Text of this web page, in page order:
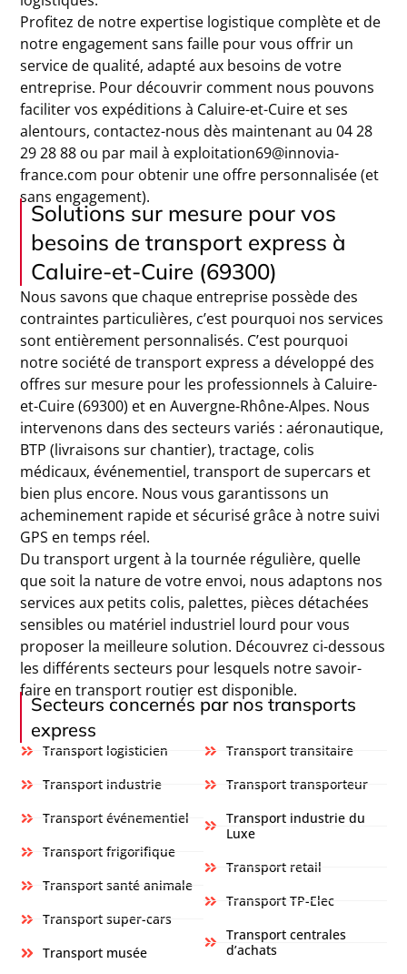
Profitez de notre expertise logistique complète et de
notre engagement sans faille pour vous offrir un
service de qualité, adapté aux besoins de votre
entreprise. Pour découvrir comment nous pouvons
faciliter vos expéditions à Caluire-et-Cuire et ses
alentours, contactez-nous dès maintenant au 04 28
29 28 88 ou par mail à exploitation69@innovia-
france.com pour obtenir une offre personnalisée (et
sans engagement).
Solutions sur mesure pour vos
besoins de transport express à
Caluire-et-Cuire (69300)
Nous savons que chaque entreprise possède des
contraintes particulières, c’est pourquoi nos services
sont entièrement personnalisés. C’est pourquoi
notre société de transport express a développé des
offres sur mesure pour les professionnels à Caluire-
et-Cuire (69300) et en Auvergne-Rhône-Alpes. Nous
intervenons dans des secteurs variés : aéronautique,
BTP (livraisons sur chantier), tractage, colis
médicaux, événementiel, transport de supercars et
bien plus encore. Nous vous garantissons un
acheminement rapide et sécurisé grâce à notre suivi
GPS en temps réel.
Du transport urgent à la tournée régulière, quelle
que soit la nature de votre envoi, nous adaptons nos
services aux petits colis, palettes, pièces détachées
sensibles ou matériel industriel lourd pour vous
proposer la meilleure solution. Découvrez ci-dessous
les différents secteurs pour lesquels notre savoir-
faire en transport routier est disponible.
Secteurs concernés par nos transports
express
Transport logisticien
Transport industrie
Transport événementiel
Transport frigorifique
Transport santé animale
Transport super-cars
Transport musée
Transport transitaire
Transport transporteur
Transport industrie du
Luxe
Transport retail
Transport TP-Elec
Transport centrales
d’achats